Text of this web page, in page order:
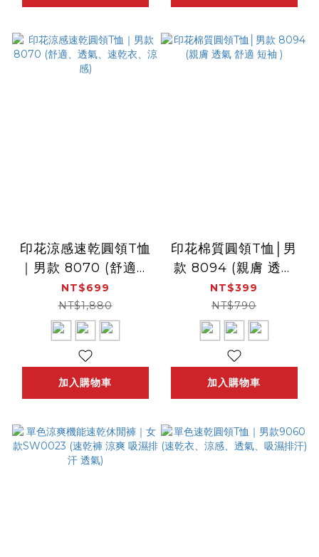
印花涼感速乾圓領T恤
｜男款 8070 (舒適、
透氣、速乾衣、涼感)
NT$699
NT$1,880
加入購物車
印花棉質圓領T恤│男
款 8094 (親膚 透氣
NT$399
NT$790
加入購物車